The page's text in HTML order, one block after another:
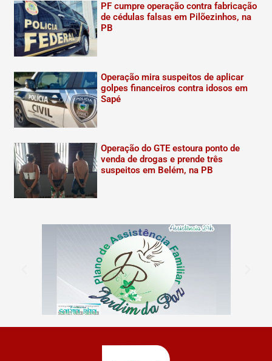
PF cumpre operação contra fabricação
de cédulas falsas em Pilõezinhos, na
PB
Operação mira suspeitos de aplicar
golpes financeiros contra idosos em
Sapé
Operação do GTE estoura ponto de
venda de drogas e prende três
suspeitos em Belém, na PB